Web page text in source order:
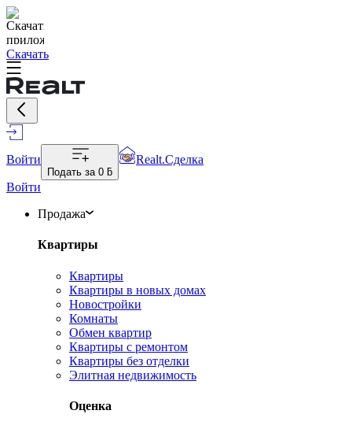
Скачать
Войти
Подать за 0 ƃ
Realt.Сделка
Войти
Продажа
Квартиры
Квартиры
Квартиры в новых домах
Новостройки
Комнаты
Обмен квартир
Квартиры с ремонтом
Квартиры без отделки
Элитная недвижимость
Оценка